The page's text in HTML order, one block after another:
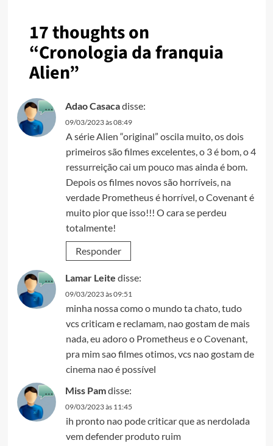
17 thoughts on
“Cronologia da franquia
Alien”
Adao Casacadisse:
09/03/2023 às 08:49
A série Alien “original” oscila muito, os dois
primeiros são filmes excelentes, o 3 é bom, o 4
ressurreição cai um pouco mas ainda é bom.
Depois os filmes novos são horríveis, na
verdade Prometheus é horrível, o Covenant é
muito pior que isso!!! O cara se perdeu
totalmente!
Responder
Lamar Leite disse:
09/03/2023 às 09:51
minha nossa como o mundo ta chato, tudo
vcs criticam e reclamam, nao gostam de mais
nada, eu adoro o Prometheus e o Covenant,
pra mim sao filmes otimos, vcs nao gostam de
cinema nao é possível
Miss Pamdisse:
09/03/2023 às 11:45
ih pronto nao pode criticar que as nerdolada
vem defender produto ruim